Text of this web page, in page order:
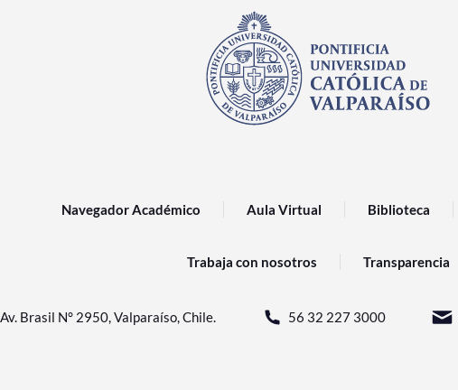
Navegador Académico Aula Virtual Biblioteca
Trabaja con nosotros Transparencia
Av. Brasil N° 2950, Valparaíso, Chile. 56 32 227 3000